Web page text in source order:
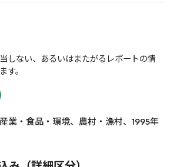
しない、あるいはまたがるレポートの情
す。
業・食品・環境、農村・漁村、1995年